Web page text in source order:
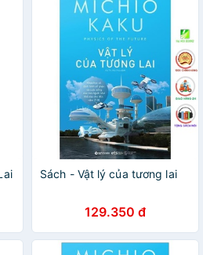
Sách - Vật lý của tương lai
129.350 đ